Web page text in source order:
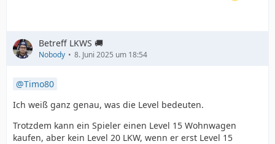
Betreff LKWS 🚚
Nobody 8. Juni 2025 um 18:54
Timo80
Ich weiß ganz genau, was die Level bedeuten.
Trotzdem kann ein Spieler einen Level 15 Wohnwagen
kaufen, aber kein Level 20 LKW, wenn er erst Level 15